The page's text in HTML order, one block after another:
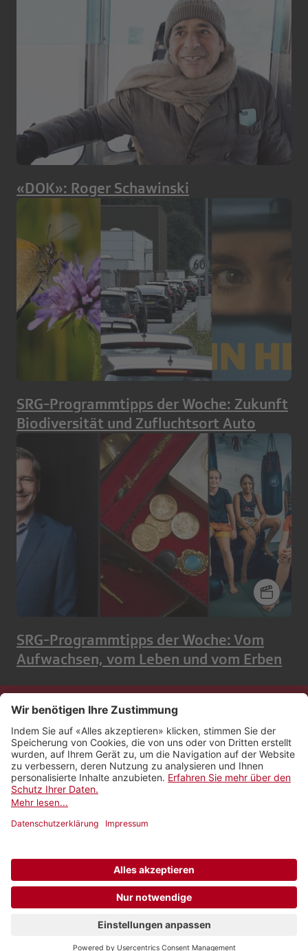
«DOK»: Roger Schawinski
SRG-Programmtipps der Woche: Zukunft
Biodiversität und Zufluchtsort Auto
SRG-Programmtipps der Woche: Vom
Aufwachsen, vom Leben und vom Erben
Kontakt
Impressum
Rechtliches
Netiquette
Newsletter abonnieren